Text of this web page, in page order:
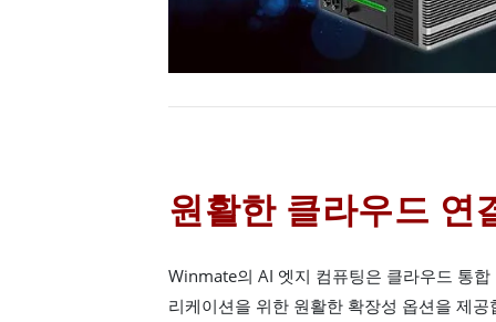
원활한 클라우드 연
Winmate의 AI 엣지 컴퓨팅은 클라우드 통
리케이션을 위한 원활한 확장성 옵션을 제